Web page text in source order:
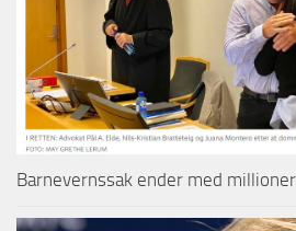
Barnevernssak ender med